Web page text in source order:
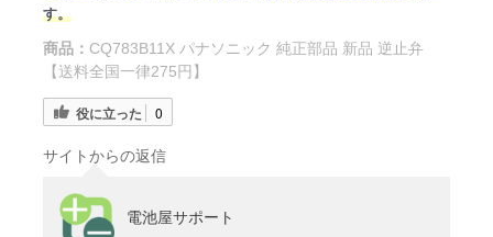
す。
商品： CQ783B11X パナソニック 純正部品 新品 逆止弁
【送料全国一律275円】
役に立った 0
サイトからの返信
電池屋サポート